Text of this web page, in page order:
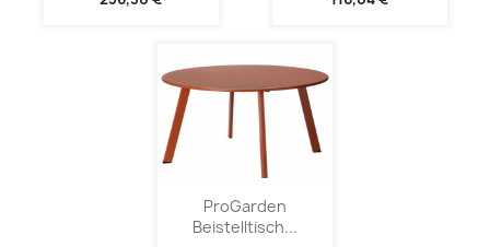
ProGarden
Beistelltisch...